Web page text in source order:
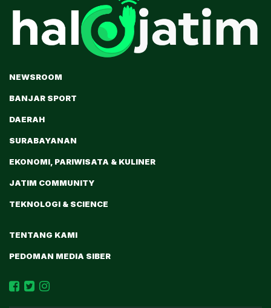
NEWSROOM
BANJAR SPORT
DAERAH
SURABAYANAN
EKONOMI, PARIWISATA & KULINER
JATIM COMMUNITY
TEKNOLOGI & SCIENCE
TENTANG KAMI
PEDOMAN MEDIA SIBER